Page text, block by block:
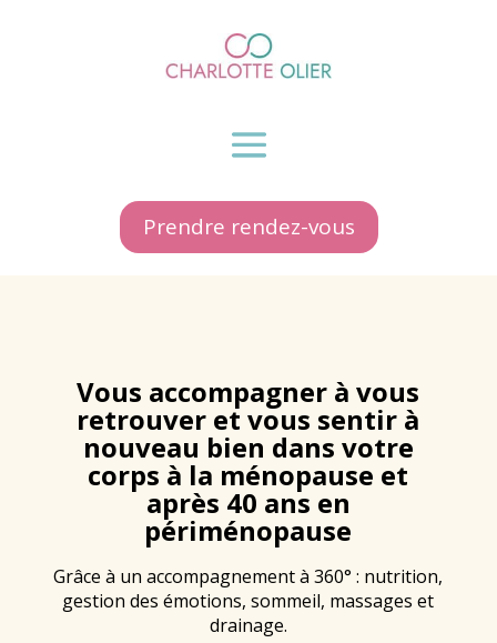
Prendre rendez-vous
Vous accompagner à vous
retrouver et vous sentir à
nouveau bien dans votre
corps à la ménopause et
après 40 ans en
périménopause
Grâce à un accompagnement à 360° : nutrition,
gestion des émotions, sommeil, massages et
drainage.